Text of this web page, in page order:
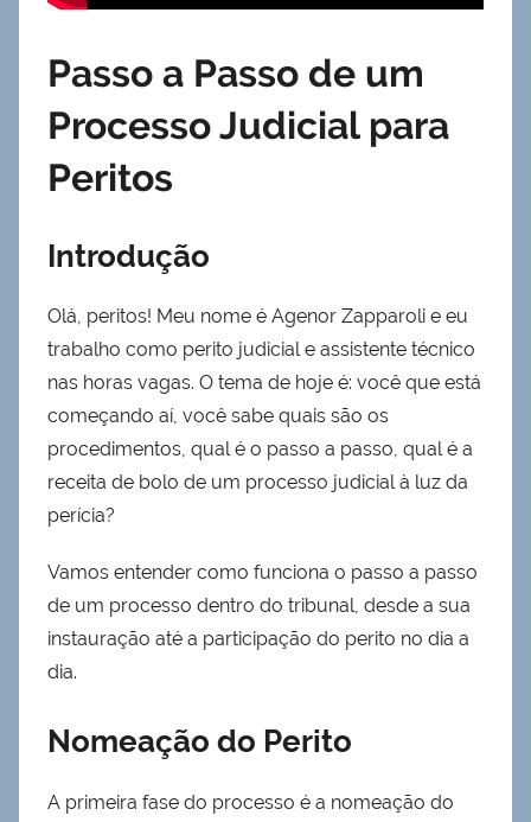
Passo a Passo de um
Processo Judicial para
Peritos
Introdução
Olá, peritos! Meu nome é Agenor Zapparoli e eu
trabalho como perito judicial e assistente técnico
nas horas vagas. O tema de hoje é: você que está
começando aí, você sabe quais são os
procedimentos, qual é o passo a passo, qual é a
receita de bolo de um processo judicial à luz da
perícia?
Vamos entender como funciona o passo a passo
de um processo dentro do tribunal, desde a sua
instauração até a participação do perito no dia a
dia.
Nomeação do Perito
A primeira fase do processo é a nomeação do